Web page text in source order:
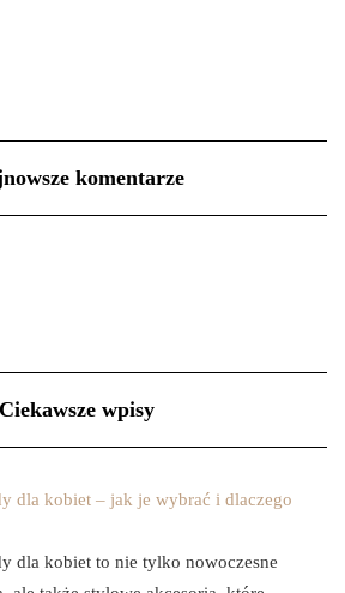
komentarze
Ciekawsze wpisy
dla kobiet – jak je wybrać i dlaczego
dla kobiet to nie tylko nowoczesne